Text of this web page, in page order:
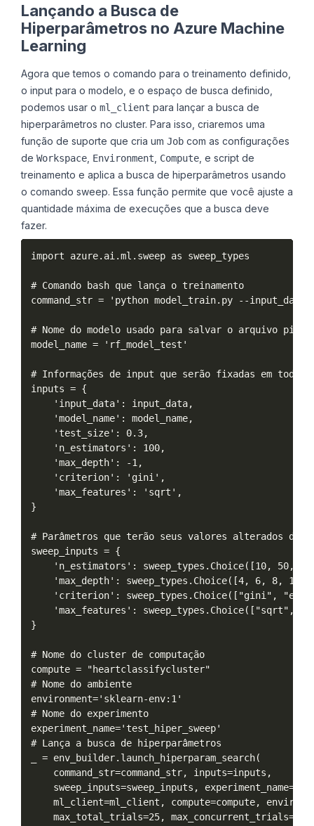
Lançando a Busca de
Hiperparâmetros no Azure Machine
Learning
Agora que temos o comando para o treinamento definido,
o input para o modelo, e o espaço de busca definido,
podemos usar o ml_client para lançar a busca de
hiperparâmetros no cluster. Para isso, criaremos uma
função de suporte que cria um Job com as configurações
de Workspace Environment Compute , e script de
treinamento e aplica a busca de hiperparâmetros usando
o comando sweep. Essa função permite que você ajuste a
quantidade máxima de execuções que a busca deve
fazer.
import azure.ai.ml.sweep as sweep_types
# Comando bash que lança o treinamento
command_str = 'python model_train.py --
# Nome do modelo usado para salvar o arquivo
model_name = 'rf_model_test'
# Informações de input que serão fixadas em todas
inputs = {
    'input_data': input_data,
    'model_name': model_name,
    'test_size': 0.3,
    'n_estimators': 100,
    'max_depth': -1,
    'criterion': 'gini',
    'max_features': 'sqrt',
}
# Parâmetros que terão seus valores alterados
sweep_inputs = {
'n_estimators': sweep_types.Choice([10, 50,
'max_depth': sweep_types.Choice([4, 6, 8, 10,
'criterion': sweep_types.Choice(["gini",
'max_features': sweep_types.Choice(["sqrt",
}
# Nome do cluster de computação
compute = "heartclassifycluster"
# Nome do ambiente
environment='sklearn-env:1'
# Nome do experimento
experiment_name='test_hiper_sweep'
# Lança a busca de hiperparâmetros
_ = env_builder.launch_hiperparam_search(
    command_str=command_str, inputs=inputs,
sweep_inputs=sweep_inputs,
ml_client=ml_client, compute=compute,
max_total_trials=25,